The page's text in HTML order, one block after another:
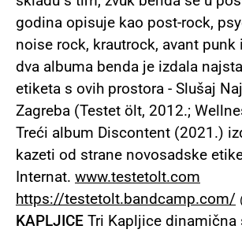
godina opisuje kao post-rock,
noise rock, krautrock, avant punk
dva albuma benda je izdala
etiketa s ovih prostora - Slušaj
Zagreba (Testet ölt, 2012.;
Treći album Discontent (2021.)
kazeti od strane novosadske
Internat. www.testetolt.com
https://testetolt.bandcamp.com/
KAPLJICE Tri Kapljice dinamična